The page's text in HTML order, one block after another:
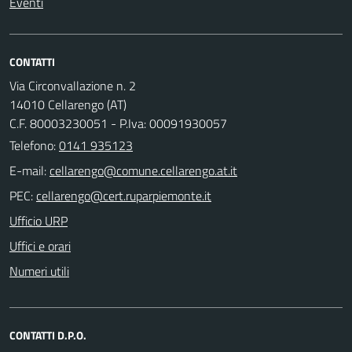
CONTATTI
Via Circonvallazione n. 2
14010 Cellarengo (AT)
C.F. 80003230051 - P.Iva: 00091930057
Telefono:0141 935123
E-mail:
PEC:
Ufficio URP
Uffici e orari
Numeri utili
CONTATTI D.P.O.